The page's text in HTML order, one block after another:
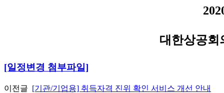
대한상공회
[일정변경 첨부파일]
이전글 [기관/기업용] 취득자격 진위 확인 서비스 개선 안내